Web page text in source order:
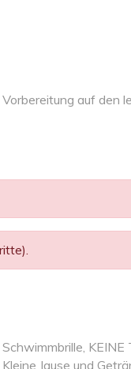
Vorbereitung auf den
Schwimmbrille, KEINE
Kleine Jause und